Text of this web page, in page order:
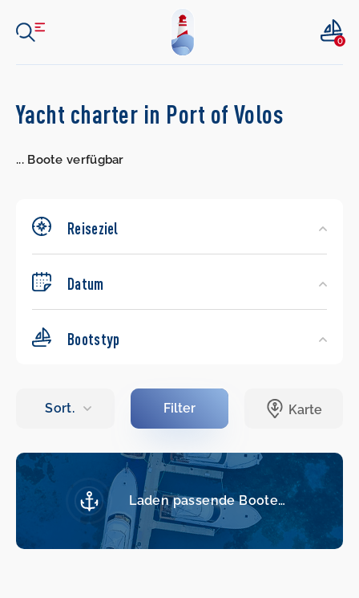
0
Search
Yacht charter in Port of Volos
...Boote verfügbar
Reiseziel
Datum
Bootstyp
Laden passende Boote…